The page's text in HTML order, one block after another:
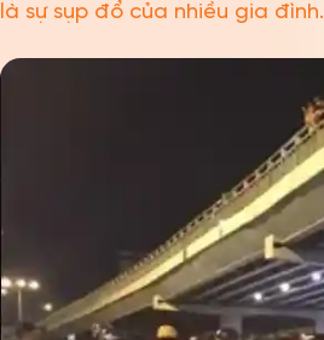
là sự sụp đổ của nhiều gia đình.